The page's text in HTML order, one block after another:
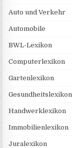
Auto und Verkehr
Automobile
BWL-Lexikon
Computerlexikon
Gartenlexikon
Gesundheitslexikon
Handwerklexikon
Immobilienlexikon
Juralexikon